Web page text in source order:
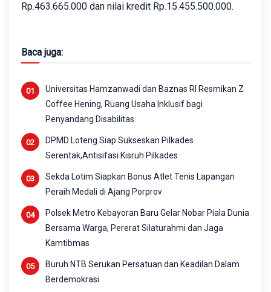
Rp.463.665.000 dan nilai kredit Rp.15.455.500.000.
Baca juga:
Universitas Hamzanwadi dan Baznas RI Resmikan Z
Coffee Hening, Ruang Usaha Inklusif bagi
Penyandang Disabilitas
DPMD Loteng Siap Sukseskan Pilkades
Serentak,Antisifasi Kisruh Pilkades
Sekda Lotim Siapkan Bonus Atlet Tenis Lapangan
Peraih Medali di Ajang Porprov
Polsek Metro Kebayoran Baru Gelar Nobar Piala Dunia
Bersama Warga, Pererat Silaturahmi dan Jaga
Kamtibmas
Buruh NTB Serukan Persatuan dan Keadilan Dalam
Berdemokrasi